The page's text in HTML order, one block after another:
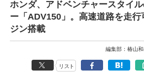
ホンダ、アドベンチャースタイ
ー「ADV150」。高速道路を走
ジン搭載
編集部：椿山
リスト